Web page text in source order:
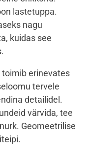
lastetuppa.
nagu
kuidas see
toimib erinevates
tervele
detailidel.
värvida, tee
Geomeetrilise